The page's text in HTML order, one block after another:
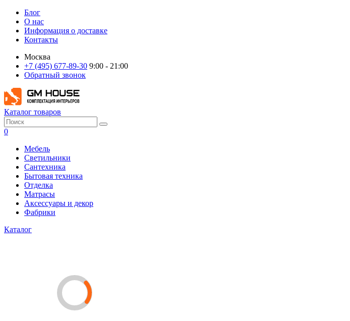
Блог
О нас
Информация о доставке
Контакты
Москва
+7 (495) 677-89-30 9:00 - 21:00
Обратный звонок
Каталог товаров
0
Мебель
Светильники
Сантехника
Бытовая техника
Отделка
Матрасы
Аксессуары и декор
Фабрики
Каталог